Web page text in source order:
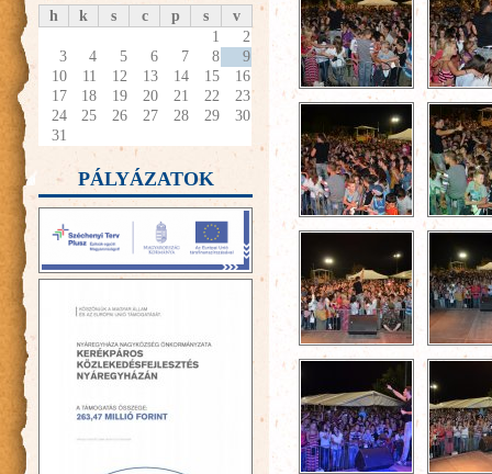
h k s c p s
v
1
2
3
4 5 6 7 8
9
10
11 12 13 14 15
16
17
18 19 20 21 22
23
24
25 26 27 28 29
30
31
PÁLYÁZATOK